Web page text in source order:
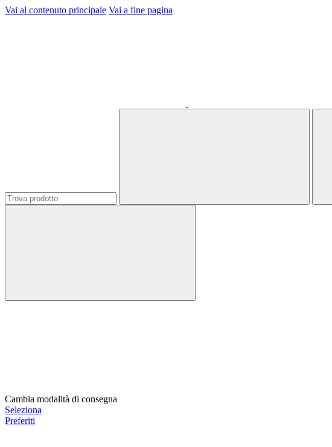
Vai al contenuto principale Vai a fine pagina
Cambia modalità di consegna
Seleziona
Preferiti